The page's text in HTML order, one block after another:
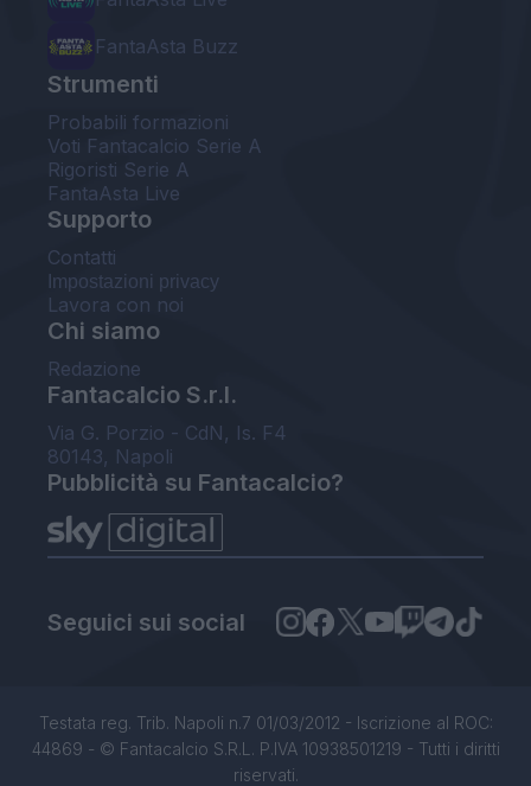
FantaAsta Buzz
Strumenti
Probabili formazioni
Voti Fantacalcio Serie A
Rigoristi Serie A
FantaAsta Live
Supporto
Contatti
Impostazioni privacy
Lavora con noi
Chi siamo
Redazione
Fantacalcio S.r.l.
Via G. Porzio - CdN, Is. F4
80143, Napoli
Pubblicità su Fantacalcio?
Seguici sui social
Testata reg. Trib. Napoli n.7 01/03/2012 - Iscrizione al ROC:
44869 - © Fantacalcio S.R.L. P.IVA 10938501219 - Tutti i diritti
riservati.